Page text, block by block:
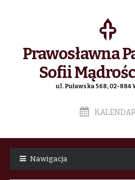
Prawosławna
Sofii
ul. Puławska 568, 02-884
Nawigacja